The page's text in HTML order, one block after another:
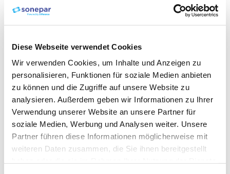
Diese Webseite verwendet Cookies
Wir verwenden Cookies, um Inhalte und Anzeigen zu
personalisieren, Funktionen für soziale Medien anbieten
zu können und die Zugriffe auf unsere Website zu
analysieren. Außerdem geben wir Informationen zu Ihrer
Verwendung unserer Website an unsere Partner für
soziale Medien, Werbung und Analysen weiter. Unsere
Partner führen diese Informationen möglicherweise mit
weiteren Daten zusammen, die Sie ihnen bereitgestellt